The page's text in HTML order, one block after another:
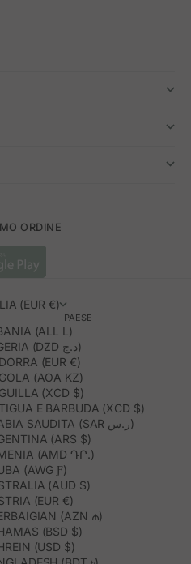
ORDINE
(EUR €)
PAESE
(ALL L)
ALGERIA (DZD د.ج)
(EUR €)
(AOA KZ)
(XCD $)
E BARBUDA (XCD $)
ARABIA SAUDITA (SAR ر.س)
(ARS $)
(AMD ԴՐ.)
(AWG Ƒ)
(AUD $)
(EUR €)
(AZN ₼)
(BSD $)
(USD $)